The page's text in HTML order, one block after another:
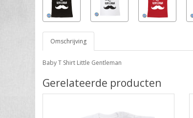
Omschrijving
Baby T Shirt Little Gentleman
Gerelateerde producten